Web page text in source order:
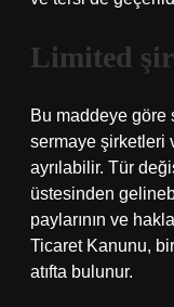
Limited
Bu maddeye göre
sermaye şirketleri
ayrılabilir. Tür
üstesinden
paylarının ve
Ticaret Kanunu,
atıfta bulunur.